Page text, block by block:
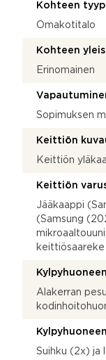
Kohteen
Omakotitalo
Kohteen
Erinomainen
Sopimuksen
Keittiön
Keittiön
Keittiön
Jääkaappi
(Samsung
keittiösaareke
Alakerran
Suihku (2x) ja